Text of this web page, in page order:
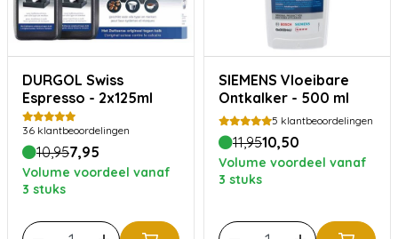
DURGOL Swiss
Espresso - 2x125ml
36 klantbeoordelingen
10,957,95
Volume voordeel vanaf
3 stuks
SIEMENS Vloeibare
Ontkalker - 500 ml
5 klantbeoordelingen
11,9510,50
Volume voordeel vanaf
3 stuks